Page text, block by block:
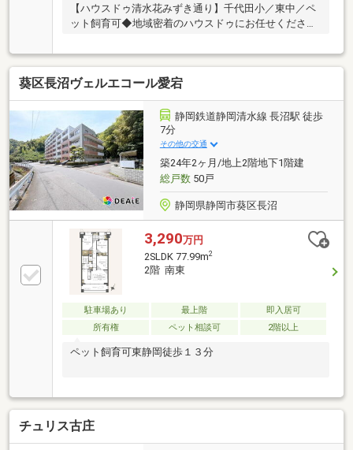
【ハウスドゥ清水花みずき通り】千代田小／東中／ペ
ット飼育可◆地域密着のハウスドゥにお任せくださ
葵区長沼ヴェルエコール愛宕
静岡鉄道静岡清水線 長沼駅 徒歩
7分
その他の交通
築24年2ヶ月/地上2階地下1階建
総戸数50戸
静岡県静岡市葵区長沼
3,290万円
2SLDK 77.99m2
2階 南東
駐車場あり 最上階
即入居可
所有権
ペット相談可 2階以上
ペット飼育可東静岡徒歩１３分
チュリス古庄